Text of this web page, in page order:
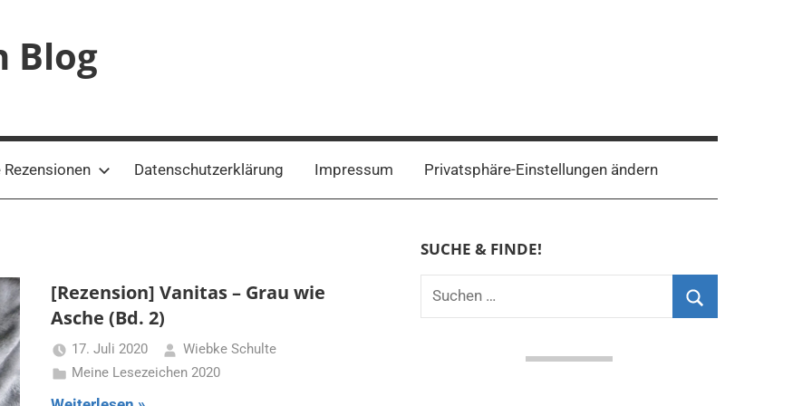
Blog
Datenschutzerklärung Impressum Privatsphäre-Einstellungen ändern
[Rezension] Vanitas – Grau wie
Asche (Bd. 2)
17. Juli 2020
Wiebke Schulte
Meine Lesezeichen 2020
SUCHE & FINDE!
Suchen